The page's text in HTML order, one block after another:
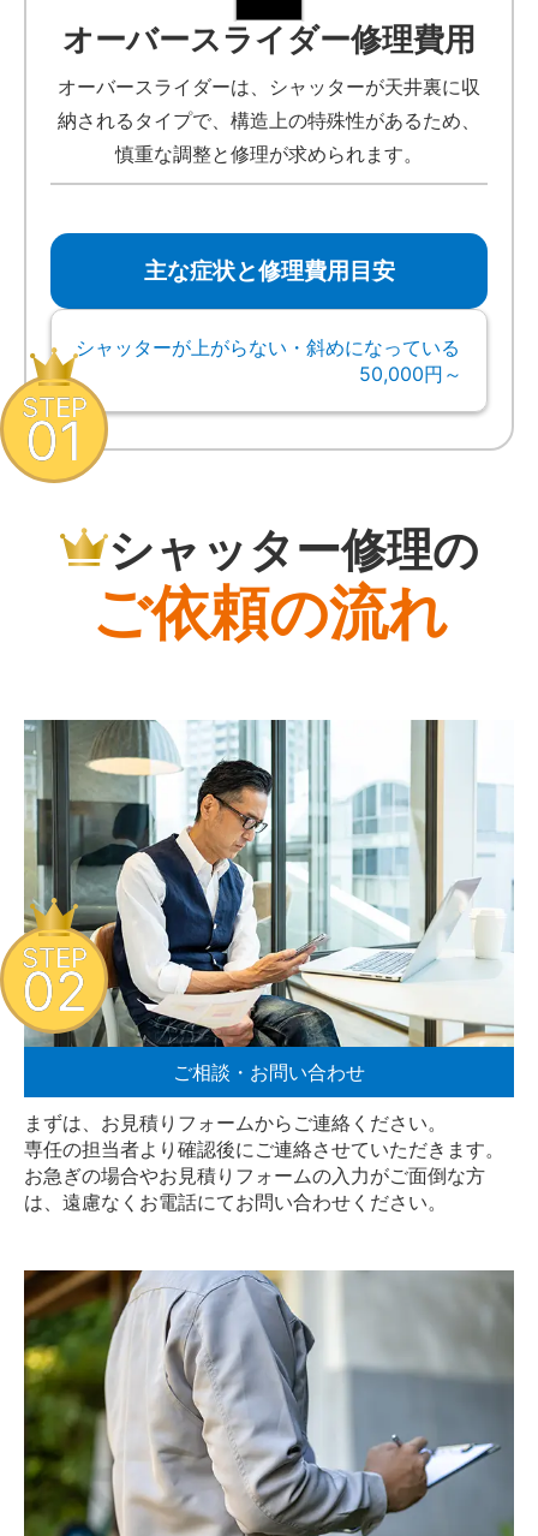
オーバースライダー修理費用
オーバースライダーは、シャッターが天井裏に収
納されるタイプで、構造上の特殊性があるため、
慎重な調整と修理が求められます。
主な症状と修理費用目安
シャッターが上がらない・斜めになっている
50,000円～
シャッター修理の
ご依頼の流れ
STEP
01
ご相談・お問い合わせ
まずは、お見積りフォームからご連絡ください。
専任の担当者より確認後にご連絡させていただきます。
お急ぎの場合やお見積りフォームの入力がご面倒な方
は、遠慮なく お電話にてお問い合わせください。
STEP
02